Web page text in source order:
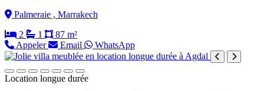
Palmeraie , Marrakech
2
1
87 m²
Appeler
Email WhatsApp
Location longue durée